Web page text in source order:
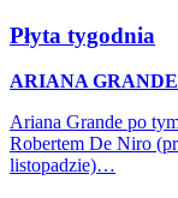
Płyta tygodnia
ARIANA GRANDE
Ariana Grande po
Robertem De Niro
listopadzie)…